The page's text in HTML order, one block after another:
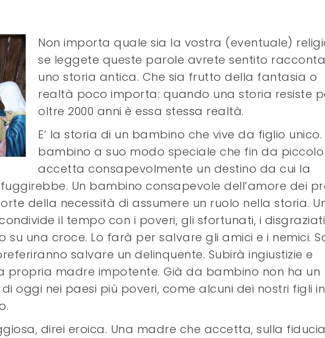
Non importa quale sia la vostra (eventuale)
se leggete queste parole avrete sentito
uno storia antica. Che sia frutto della fantasia o
realtà poco importa: quando una storia resiste
oltre 2000 anni è essa stessa realtà.
E’ la storia di un bambino che vive da figlio unico.
bambino a suo modo speciale che fin da piccolo
accetta consapevolmente un destino da cui la
Un bambino consapevole dell’amore dei
della necessità di assumere un ruolo nella storia.
il tempo con i poveri, gli sfortunati, i disgraziati
su una croce. Lo farà per salvare gli amici e i nemici.
salvare un delinquente. Subirà ingiustizie e
propria madre impotente. Già da bambino non ha un
oggi nei paesi più poveri, come alcuni dei nostri figli in
direi eroica. Una madre che accetta, sulla